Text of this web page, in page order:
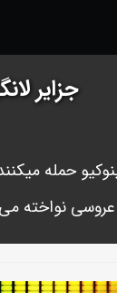
جزایر
حمله
عروسی نواخته